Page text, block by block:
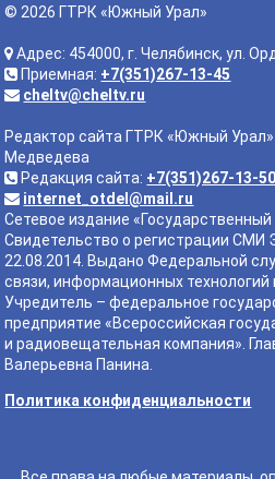
© 2026 ГТРК «Южный Урал»
Адрес: 454000, г. Челябинск, ул.
Приемная: +7(351)267-13-45
cheltv@cheltv.ru
Редактор сайта ГТРК «Южный
Медведева
Редакция сайта: +7(351)267-13-50
internet_otdel@mail.ru
Сетевое издание
Свидетельство о регистрации СМИ
22.08.2014. Выдано Федеральной
связи, информационных
Учредитель – федеральное
предприятие «Всероссийская
и радиовещательная компания».
Валерьевна Панина.
Политика конфиденциальности